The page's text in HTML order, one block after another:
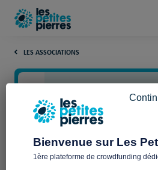
LES ASSOCIATIONS
Bienvenue sur Les
1ère plateforme de crowdfunding